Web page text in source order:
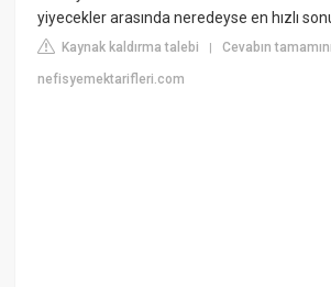
yiyecekler arasında neredeyse en hızlı
Kaynak kaldırma talebi |Cevabın
nefisyemektarifleri.com